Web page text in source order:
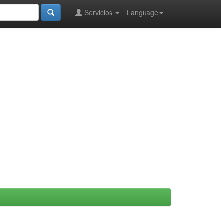
Language
Servicios